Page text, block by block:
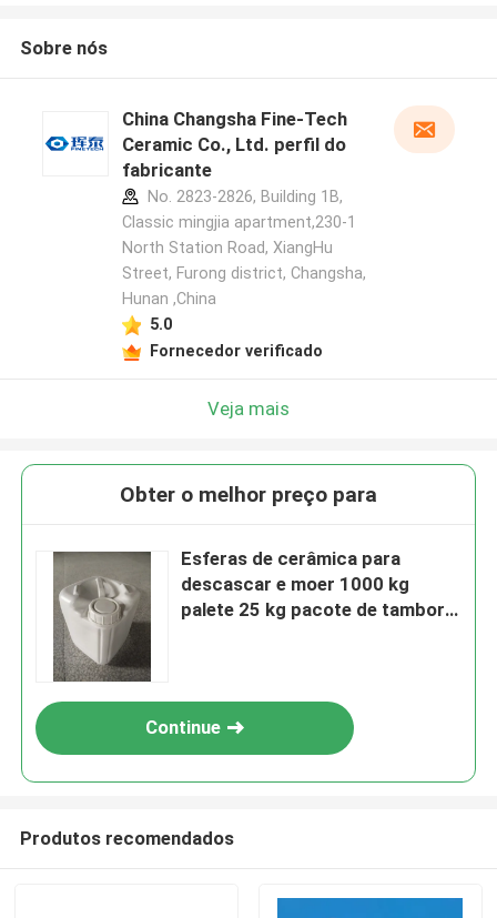
Sobre nós
China Changsha Fine-Tech
Ceramic Co., Ltd. perfil do
fabricante
No. 2823-2826, Building 1B,
Classic mingjia apartment,230-1
North Station Road, XiangHu
Street, Furong district, Changsha,
Hunan ,China
5.0
Fornecedor verificado
Veja mais
Obter o melhor preço para
Esferas de cerâmica para
descascar e moer 1000 kg
palete 25 kg pacote de tambor
Continue
Produtos recomendados